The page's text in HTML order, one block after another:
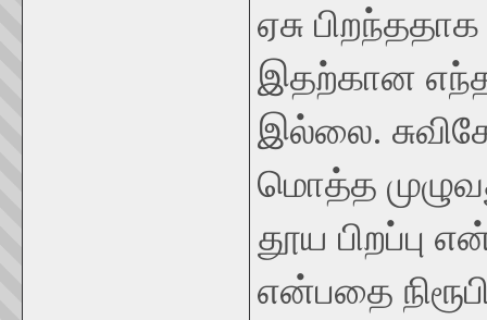
ஏசு
இதற்கான எந்த
இல்லை.
மொத்த
தூய பிறப்பு
என்பதை